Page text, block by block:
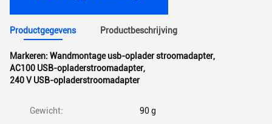
Productgegevens Productbeschrijving
Markeren: Wandmontage usb-oplader stroomadapter,
AC100 USB-opladerstroomadapter,
240 V USB-opladerstroomadapter
Gewicht: 90 g